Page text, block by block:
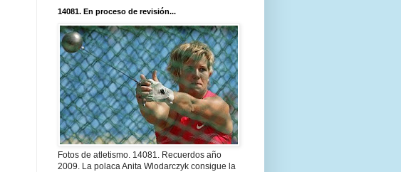
14081. En proceso de revisión...
Fotos de atletismo. 14081. Recuerdos año
2009. La polaca Anita Wlodarczyk consigue la